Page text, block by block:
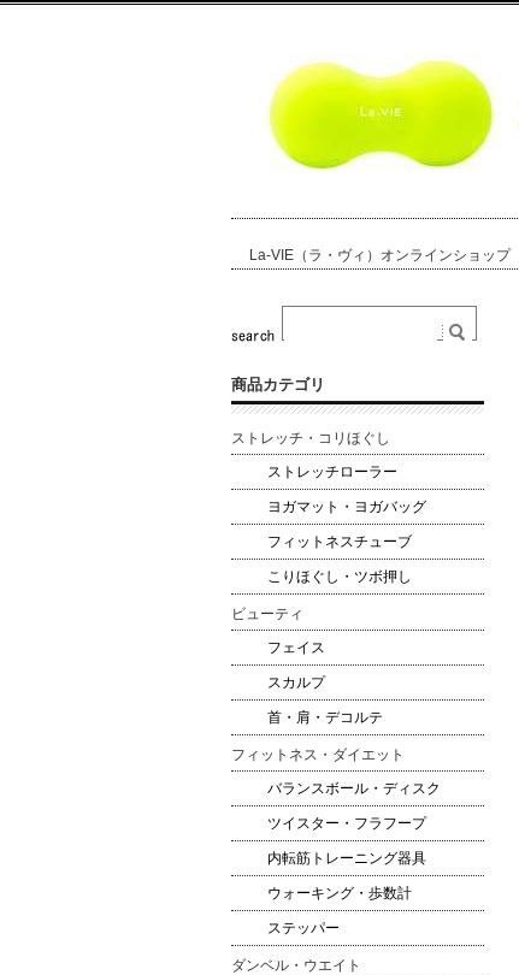
La-VIE（ラ・ヴィ）オンラインショップ
商品カテゴリ
ストレッチ・コリほぐし
ストレッチローラー
ヨガマット・ヨガバッグ
フィットネスチューブ
こりほぐし・ツボ押し
ビューティ
フェイス
スカルプ
首・肩・デコルテ
フィットネス・ダイエット
バランスボール・ディスク
ツイスター・フラフープ
内転筋トレーニング器具
ウォーキング・歩数計
ステッパー
ダンベル・ウエイト